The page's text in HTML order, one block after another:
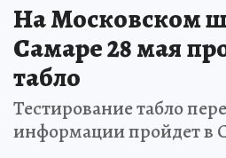
На Московском
Самаре 28 мая
табло
Тестирование табло
информации пройдет в